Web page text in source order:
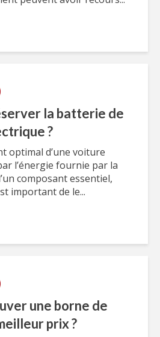
la batterie de
?
optimal d’une voiture
l’énergie fournie par la
composant essentiel,
important de le...
une borne de
prix ?